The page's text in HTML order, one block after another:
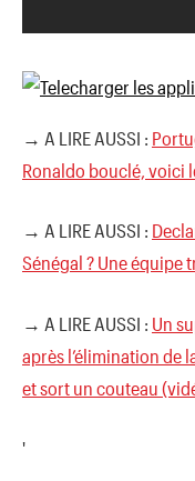
→ A LIRE AUSSI :
Ronaldo bouclé, voici
→ A LIRE AUSSI :
Sénégal ? Une équipe
→ A LIRE AUSSI : Un
après l’élimination de
et sort un couteau
'